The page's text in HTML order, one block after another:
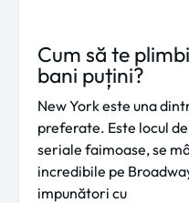
Cum să te
bani puțini?
New York este una
preferate. Este locul
seriale faimoase, se
incredibile pe
impunători cu